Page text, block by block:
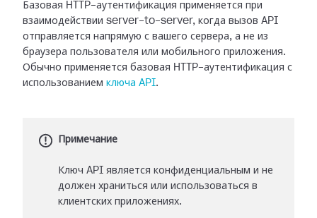
Базовая HTTP-аутентификация применяется при
взаимодействии server-to-server, когда вызов API
отправляется напрямую с вашего сервера, а не из
браузера пользователя или мобильного приложения.
Обычно применяется базовая HTTP-аутентификация с
использованием ключа API.
Примечание
Ключ API является конфиденциальным и не
должен храниться или использоваться в
клиентских приложениях.